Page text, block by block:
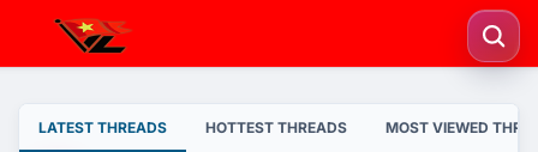
LATEST THREADS HOTTEST THREADS MOST VIEWED